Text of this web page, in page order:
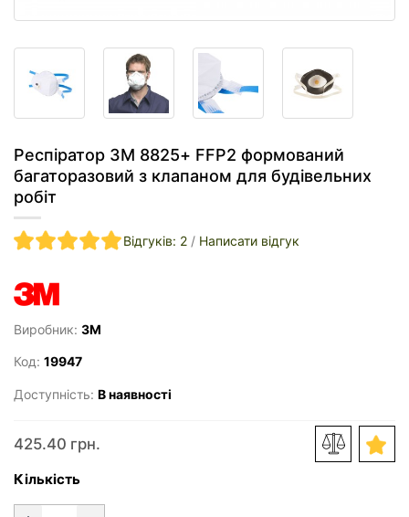
Респіратор 3M 8825+ FFP2 формований
багаторазовий з клапаном для будівельних
робіт
Відгуків: 2 / Написати відгук
Виробник: 3M
Код: 19947
Доступність: В наявності
425.40 грн.
Кількість